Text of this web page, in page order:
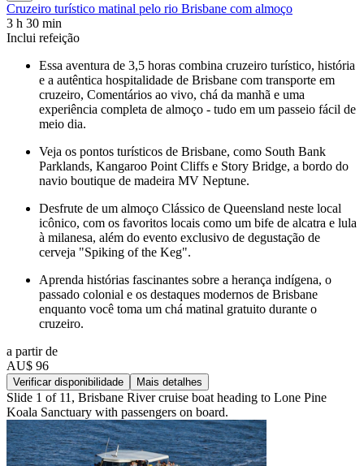
Cruzeiro turístico matinal pelo rio Brisbane com almoço
3 h 30 min
Inclui refeição
Essa aventura de 3,5 horas combina cruzeiro turístico, história
e a autêntica hospitalidade de Brisbane com transporte em
cruzeiro, Comentários ao vivo, chá da manhã e uma
experiência completa de almoço - tudo em um passeio fácil de
meio dia.
Veja os pontos turísticos de Brisbane, como South Bank
Parklands, Kangaroo Point Cliffs e Story Bridge, a bordo do
navio boutique de madeira MV Neptune.
Desfrute de um almoço Clássico de Queensland neste local
icônico, com os favoritos locais como um bife de alcatra e lula
à milanesa, além do evento exclusivo de degustação de
cerveja "Spiking of the Keg".
Aprenda histórias fascinantes sobre a herança indígena, o
passado colonial e os destaques modernos de Brisbane
enquanto você toma um chá matinal gratuito durante o
cruzeiro.
a partir de
AU$ 96
Verificar disponibilidade Mais detalhes
Slide 1 of 11, Brisbane River cruise boat heading to Lone Pine
Koala Sanctuary with passengers on board.